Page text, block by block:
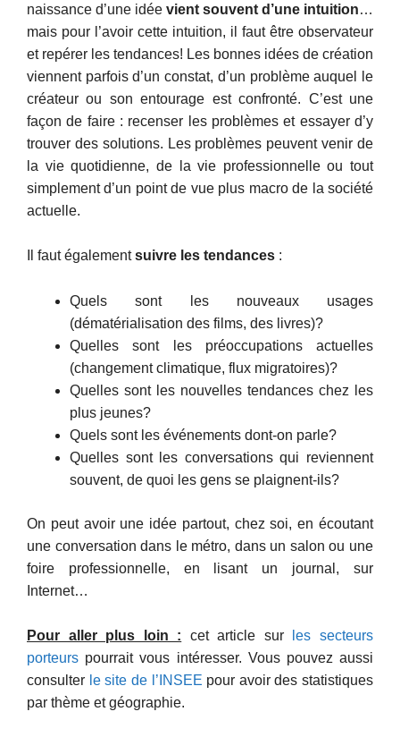
naissance d’une idée vient souvent d’une intuition…
mais pour l’avoir cette intuition, il faut être observateur
et repérer les tendances! Les bonnes idées de création
viennent parfois d’un constat, d’un problème auquel le
créateur ou son entourage est confronté. C’est une
façon de faire : recenser les problèmes et essayer d’y
trouver des solutions. Les problèmes peuvent venir de
la vie quotidienne, de la vie professionnelle ou tout
simplement d’un point de vue plus macro de la société
actuelle.
Il faut égalementsuivre les tendances :
Quels sont les nouveaux usages
(dématérialisation des films, des livres)?
Quelles sont les préoccupations actuelles
(changement climatique, flux migratoires)?
Quelles sont les nouvelles tendances chez les
plus jeunes?
Quels sont les événements dont-on parle?
Quelles sont les conversations qui reviennent
souvent, de quoi les gens se plaignent-ils?
On peut avoir une idée partout, chez soi, en écoutant
une conversation dans le métro, dans un salon ou une
foire professionnelle, en lisant un journal, sur
Internet…
Pour aller plus loin : cet article sur
les secteurs
porteurs pourrait vous intéresser. Vous pouvez aussi
consulter le site de l’INSEE pour avoir des statistiques
par thème et géographie.